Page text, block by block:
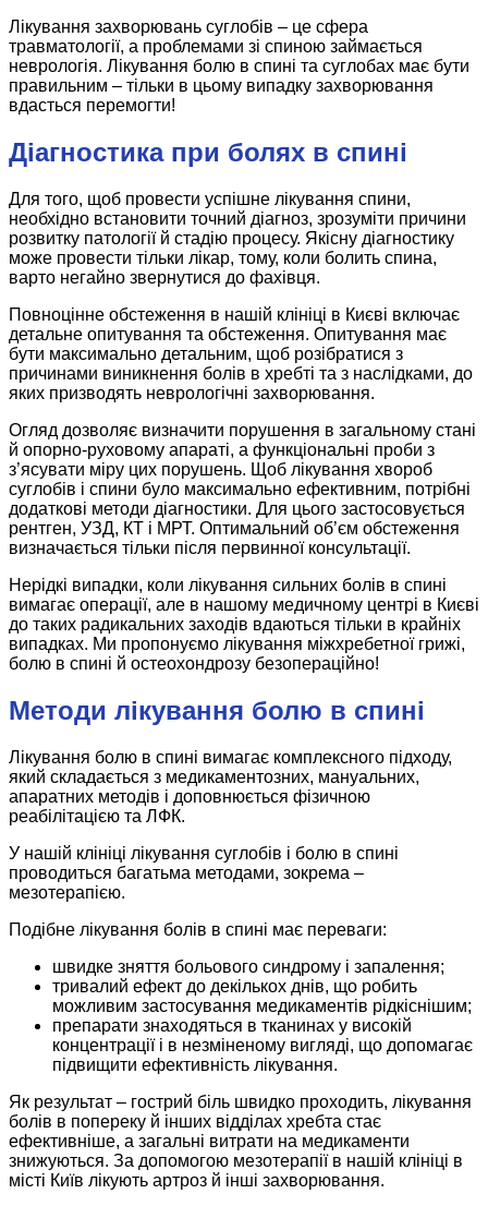
Лікування захворювань суглобів – це сфера
травматології, а проблемами зі спиною займається
неврологія. Лікування болю в спині та суглобах має бути
правильним – тільки в цьому випадку захворювання
вдасться перемогти!
Діагностика при болях в спині
Для того, щоб провести успішне лікування спини,
необхідно встановити точний діагноз, зрозуміти причини
розвитку патології й стадію процесу. Якісну діагностику
може провести тільки лікар, тому, коли болить спина,
варто негайно звернутися до фахівця.
Повноцінне обстеження в нашій клініці в Києві включає
детальне опитування та обстеження. Опитування має
бути максимально детальним, щоб розібратися з
причинами виникнення болів в хребті та з наслідками, до
яких призводять неврологічні захворювання.
Огляд дозволяє визначити порушення в загальному стані
й опорно-руховому апараті, а функціональні проби з
з’ясувати міру цих порушень. Щоб лікування хвороб
суглобів і спини було максимально ефективним, потрібні
додаткові методи діагностики. Для цього застосовується
рентген, УЗД, КТ і МРТ. Оптимальний об’єм обстеження
визначається тільки після первинної консультації.
Нерідкі випадки, коли лікування сильних болів в спині
вимагає операції, але в нашому медичному центрі в Києві
до таких радикальних заходів вдаються тільки в крайніх
випадках. Ми пропонуємо лікування міжхребетної грижі,
болю в спині й остеохондрозу безопераційно!
Методи лікування болю в спині
Лікування болю в спині вимагає комплексного підходу,
який складається з медикаментозних, мануальних,
апаратних методів і доповнюється фізичною
реабілітацією та ЛФК.
У нашій клініці лікування суглобів і болю в спині
проводиться багатьма методами, зокрема –
мезотерапією.
Подібне лікування болів в спині має переваги:
швидке зняття больового синдрому і запалення;
тривалий ефект до декількох днів, що робить
можливим застосування медикаментів рідкіснішим;
препарати знаходяться в тканинах у високій
концентрації і в незміненому вигляді, що допомагає
підвищити ефективність лікування.
Як результат – гострий біль швидко проходить, лікування
болів в попереку й інших відділах хребта стає
ефективніше, а загальні витрати на медикаменти
знижуються. За допомогою мезотерапії в нашій клініці в
місті Київ лікують артроз й інші захворювання.